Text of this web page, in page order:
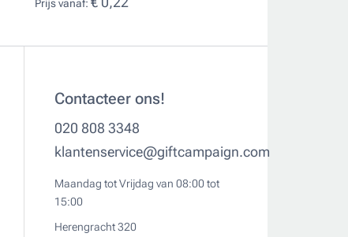
Prijs vanaf:
Contacteer ons!
020 808 3348
klantenservice@giftcampaign.com
Maandag tot Vrijdag van 08:00 tot
15:00
Herengracht 320